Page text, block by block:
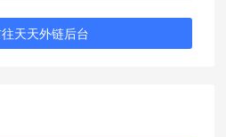
天天外链后台